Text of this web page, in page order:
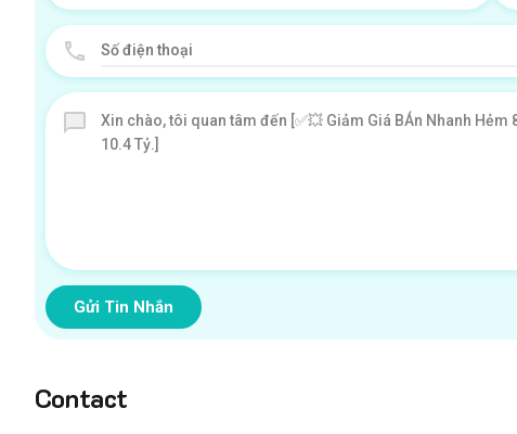
Gửi Tin Nhắn
Contact